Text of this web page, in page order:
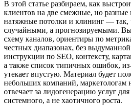
В этой статье разбираем, как
клиентов на две смежные, но
натяжные потолки и клининг — так,
случайными, а прогнозируемыми.
схему каналов, ориентиры по
честных диапазонах, без
инструкции по SEO, контексту,
а также список типичных ошибок,
утекает впустую. Материал будет
небольших компаний, маркетологам
отвечает за лидогенерацию услуг
системного, а не хаотичного роста.